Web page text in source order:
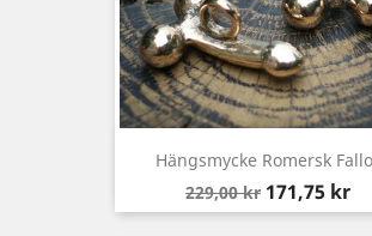
Hängsmycke Romersk
Baspris
229,00 kr Pris
171,75 kr